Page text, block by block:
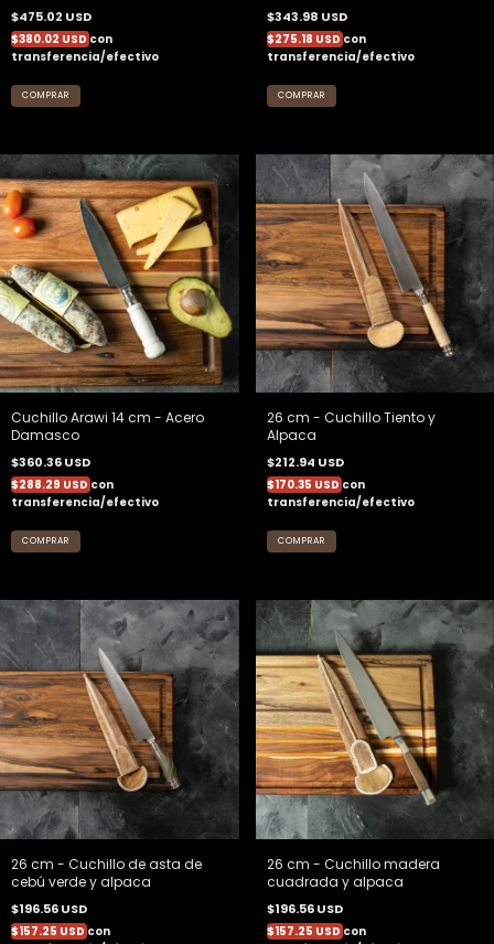
$475.02 USD
$380.02 USDcon
transferencia/efectivo
$343.98 USD
$275.18 USDcon
transferencia/efectivo
Cuchillo Arawi 14 cm - Acero
Damasco
$360.36 USD
$288.29 USDcon
transferencia/efectivo
26 cm - Cuchillo Tiento y
Alpaca
$212.94 USD
$170.35 USDcon
transferencia/efectivo
26 cm - Cuchillo de asta de
cebú verde y alpaca
$196.56 USD
$157.25 USDcon
26 cm - Cuchillo madera
cuadrada y alpaca
$196.56 USD
$157.25 USDcon